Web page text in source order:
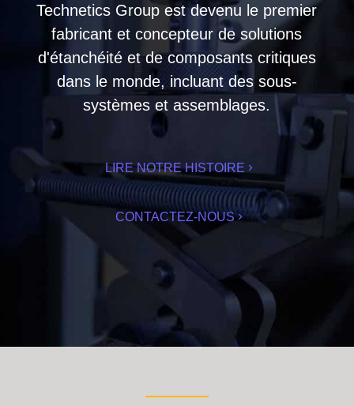
Technetics Group est devenu le premier
fabricant et concepteur de solutions
d'étanchéité et de composants critiques
dans le monde, incluant des sous-
systèmes et assemblages.
LIRE NOTRE HISTOIRE
CONTACTEZ-NOUS